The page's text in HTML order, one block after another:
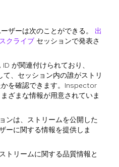
ザーは次のことができる。 出
クライブ セッションで発表さ
が関連付けられており、
、セッション内の誰がストリ
を確認できます。Inspector
ざまな情報が用意されていま
ンは、ストリームを公開した
ーに関する情報を提供しま
トリームに関する品質情報と